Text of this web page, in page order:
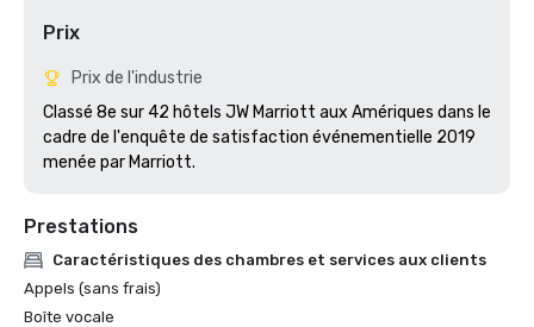
Prix
Prix de l'industrie
Classé 8e sur 42 hôtels JW Marriott aux Amériques dans le
cadre de l'enquête de satisfaction événementielle 2019
Prestations
Caractéristiques des chambres et services aux clients
Appels (sans frais)
Boîte vocale